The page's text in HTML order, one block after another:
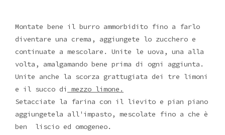
Montate bene il burro ammorbidito fino a farlo
diventare una crema, aggiungete lo zucchero e
continuate a mescolare. Unite le uova, una alla
volta, amalgamando bene prima di ogni aggiunta.
Unite anche la scorza grattugiata dei tre limoni
e il succo di
mezzo limone.
Setacciate la farina con il lievito e pian piano
aggiungetela all'impasto, mescolate fino a che è
ben liscio ed omogeneo.